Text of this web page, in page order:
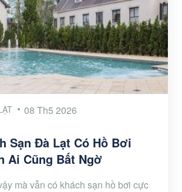
08 Th5 2026
Sạn Đà Lạt Có Hồ Bơi
Ai Cũng Bất Ngờ
mà vẫn có khách sạn hồ bơi cực